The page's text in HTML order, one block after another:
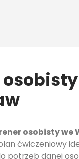
osobisty we
ćwiczeniowy
potrzeb danej